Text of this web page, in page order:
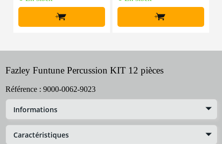
+ +
Fazley Funtune Percussion KIT 12 pièces
Référence : 9000-0062-9023
Informations
Caractéristiques